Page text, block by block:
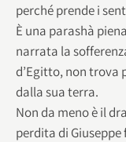
perché prende i
È una parashà
narrata la
d’Egitto, non trova
dalla sua terra.
Non da meno è il
perdita di